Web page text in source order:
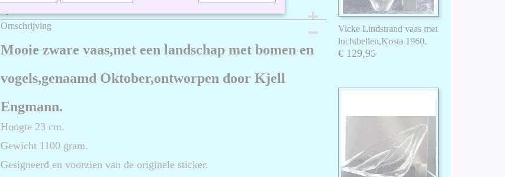
Bruto gewicht 3,00 Kg
Omschrijving
Mooie zware vaas,met een landschap met bomen en
vogels,genaamd Oktober,ontworpen door Kjell
Engmann.
Hoogte 23 cm.
Gewicht 1100 gram.
Gesigneerd en voorzien van de originele sticker.
Vicke Lindstrand vaas met
luchtbellen,Kosta 1960.
€ 129,95